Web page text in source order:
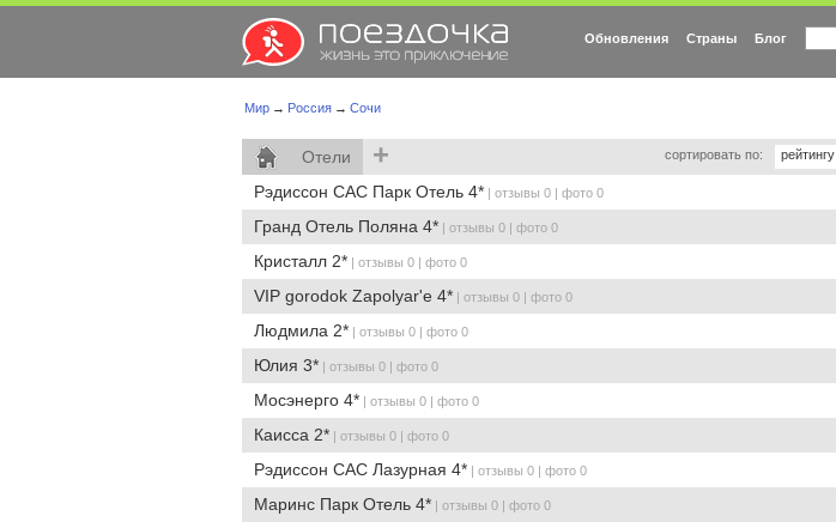
Обновления Страны Блог
Мир → Россия → Сочи
Отели + сортировать по: рейтингу
Рэдиссон САС Парк Отель 4* | отзывы 0 | фото 0
Гранд Отель Поляна 4* | отзывы 0 | фото 0
Кристалл 2* | отзывы 0 | фото 0
VIP gorodok Zapolyar'e 4* | отзывы 0 | фото 0
Людмила 2* | отзывы 0 | фото 0
Юлия 3* | отзывы 0 | фото 0
Мосэнерго 4* | отзывы 0 | фото 0
Каисса 2* | отзывы 0 | фото 0
Рэдиссон САС Лазурная 4* | отзывы 0 | фото 0
Маринс Парк Отель 4* | отзывы 0 | фото 0